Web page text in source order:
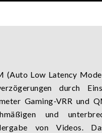
(Auto Low Latency
durch
Gaming-VRR und
und
von Videos.